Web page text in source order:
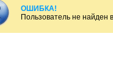
ОШИБКА!
Пользователь не найден